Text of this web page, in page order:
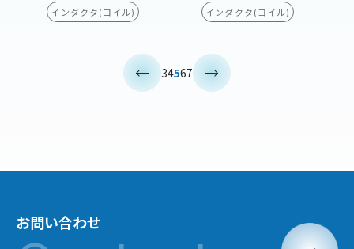
インダクタ(コイル) インダクタ(コイル)
34567
お問い合わせ